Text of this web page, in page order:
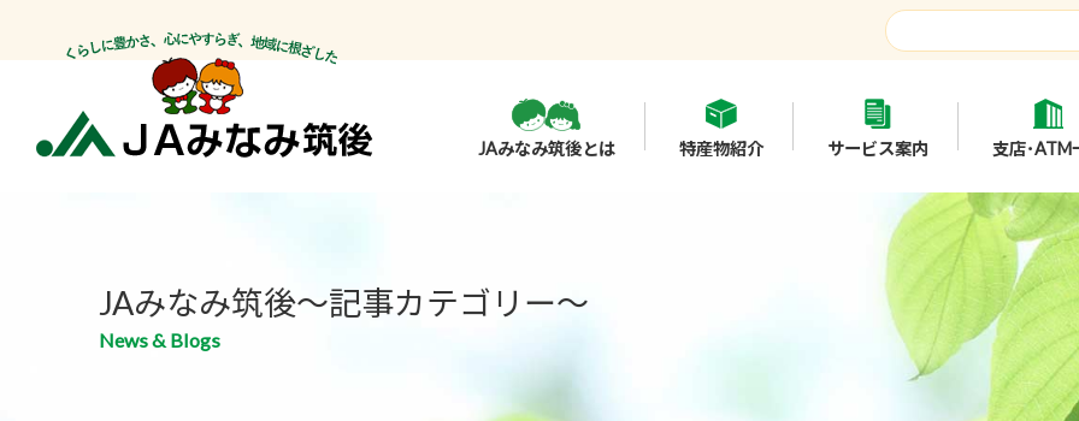
JAみなみ筑後とは 特産物紹介 サービス案内 支店･ATM
JAみなみ筑後～記事カテゴリー～
News & Blogs